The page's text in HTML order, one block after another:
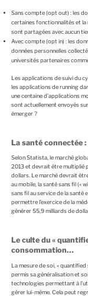
Sans compte (opt out) : les
certaines fonctionnalités et la
sont partagées avec aucun
Avec compte (opt in) : les
données personnelles
universités partenaires
Les applications de suivi du
les applications de running
une centaine d’applications
sont actuellement envoyés
émerger ?
La santé connectée
Selon Statista, le marché
2013 et devrait être multiplié
dollars. Le marché devrait
au mobile, la santé sans fil («
sans fil au service de la santé
permettre l’exercice de la
générer 55,9 milliards de
Le culte du «
consommation…
La mesure de soi, « quantified
permis sa généralisation et
technologies permettant à
gérer lui-même. Cela peut